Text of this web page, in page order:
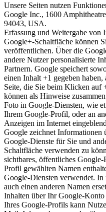
Unsere Seiten nutzen
Google Inc., 1600
94043, USA.
Erfassung und Weitergabe
Google+-Schaltfläche können
veröffentlichen. Über die
andere Nutzer personalisierte
Partnern. Google speichert
einen Inhalt +1 gegeben
Seite, die Sie beim Klicken auf
können als Hinweise
Foto in Google-Diensten, wie
Ihrem Google-Profil, oder an
Anzeigen im Internet
Google zeichnet
Google-Dienste für Sie und
Schaltfläche verwenden zu
sichtbares, öffentliches
Profil gewählten Namen
Google-Diensten verwendet. In
auch einen anderen Namen
Inhalten über Ihr Google-
Ihres Google-Profils kann